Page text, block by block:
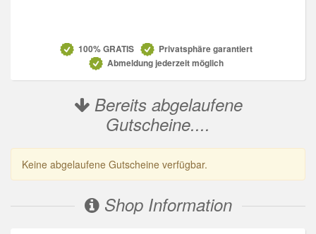
100% GRATIS
Privatsphäre garantiert
Abmeldung jederzeit möglich
Bereits abgelaufene
Gutscheine....
Keine abgelaufene Gutscheine verfügbar.
Shop Information